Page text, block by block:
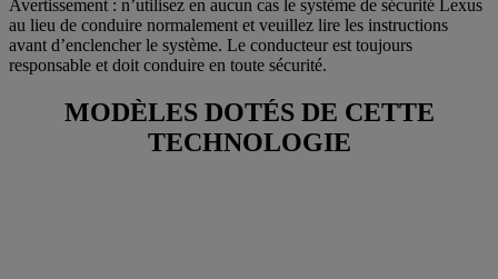
Avertissement : n’utilisez en aucun cas le système de sécurité Lexus
au lieu de conduire normalement et veuillez lire les instructions
avant d’enclencher le système. Le conducteur est toujours
responsable et doit conduire en toute sécurité.
MODÈLES DOTÉS DE CETTE
TECHNOLOGIE